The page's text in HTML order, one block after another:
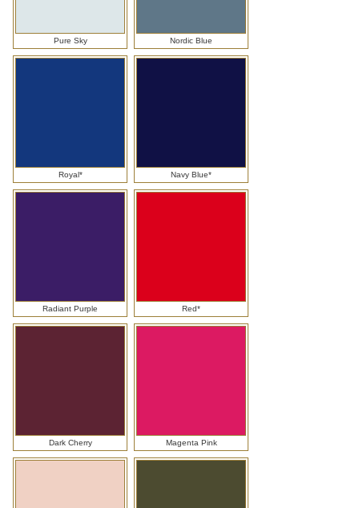
Pure Sky Nordic Blue
Royal* Navy Blue*
Radiant Purple Red*
Dark Cherry Magenta Pink